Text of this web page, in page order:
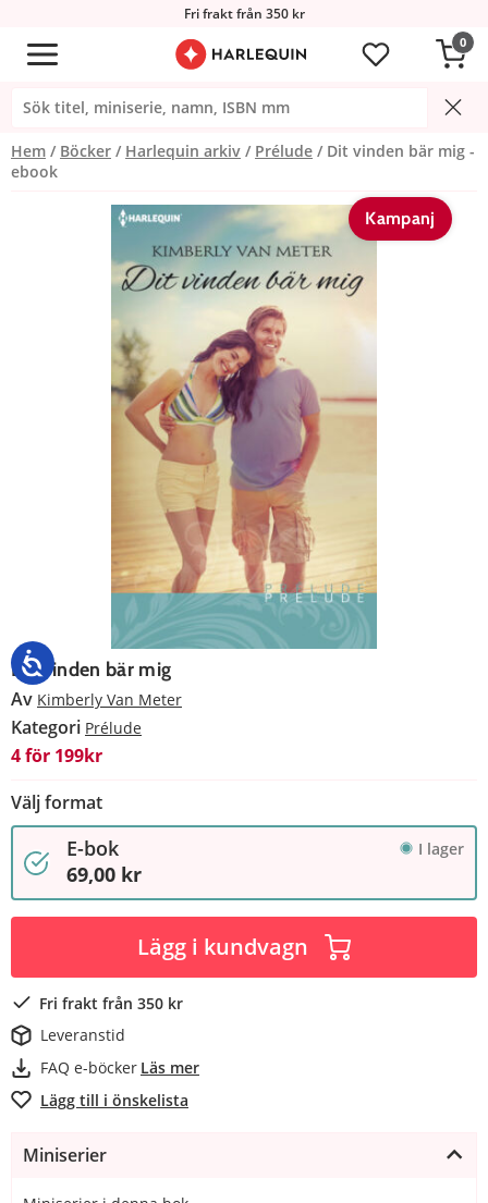
Fri frakt från 350 kr
0
Hem Böcker Harlequin arkiv Prélude
Dit vinden bär mig -
ebook
Kampanj
Dit vinden bär mig
Av Kimberly Van Meter
Kategori Prélude
4 för 199kr
Välj format
E-bok I lager
69,00 kr
Lägg i kundvagn
Fri frakt från 350 kr
Leveranstid
FAQ e-böcker Läs mer
Lägg till i önskelista
Miniserier